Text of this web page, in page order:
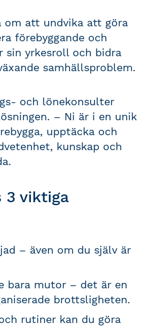
om att undvika att göra
förebyggande och
sin yrkesroll och bidra
samhällsproblem.
och lönekonsulter
– Ni är i en unik
upptäcka och
kunskap och
3 viktiga
– även om du själv är
bara mutor – det är en
brottsligheten.
rutiner kan du göra